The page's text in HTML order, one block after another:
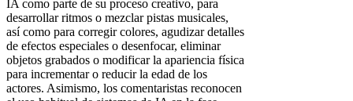
IA como parte de su proceso creativo, para
desarrollar ritmos o mezclar pistas musicales,
así como para corregir colores, agudizar detalles
de efectos especiales o desenfocar, eliminar
objetos grabados o modificar la apariencia física
para incrementar o reducir la edad de los
actores. Asimismo, los comentaristas reconocen